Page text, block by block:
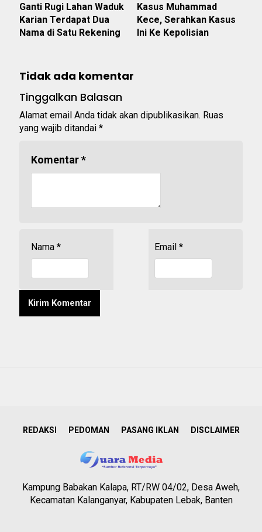
Ganti Rugi Lahan Waduk
Karian Terdapat Dua
Nama di Satu Rekening
Kasus Muhammad
Kece, Serahkan Kasus
Ini Ke Kepolisian
Tidak ada komentar
Tinggalkan Balasan
Alamat email Anda tidak akan dipublikasikan. Ruas
yang wajib ditandai *
Komentar*
Nama * Email *
REDAKSI PEDOMAN PASANG IKLAN DISCLAIMER
Kampung Babakan Kalapa, RT/RW 04/02, Desa Aweh,
Kecamatan Kalanganyar, Kabupaten Lebak, Banten